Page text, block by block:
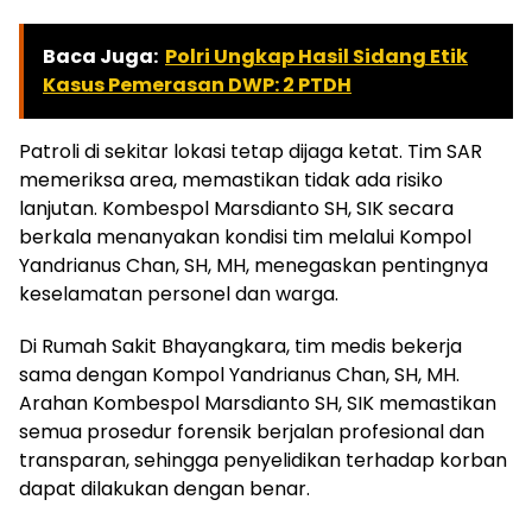
Baca Juga: Polri Ungkap Hasil Sidang Etik
Kasus Pemerasan DWP: 2 PTDH
Patroli di sekitar lokasi tetap dijaga ketat. Tim SAR
memeriksa area, memastikan tidak ada risiko
lanjutan. Kombespol Marsdianto SH, SIK secara
berkala menanyakan kondisi tim melalui Kompol
Yandrianus Chan, SH, MH, menegaskan pentingnya
keselamatan personel dan warga.
Di Rumah Sakit Bhayangkara, tim medis bekerja
sama dengan Kompol Yandrianus Chan, SH, MH.
Arahan Kombespol Marsdianto SH, SIK memastikan
semua prosedur forensik berjalan profesional dan
transparan, sehingga penyelidikan terhadap korban
dapat dilakukan dengan benar.